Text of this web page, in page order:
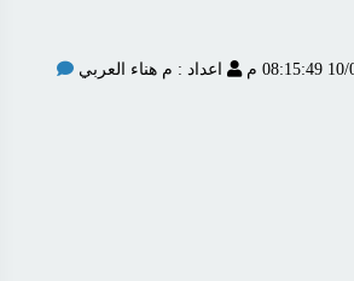
اعداد : م هناء العربي